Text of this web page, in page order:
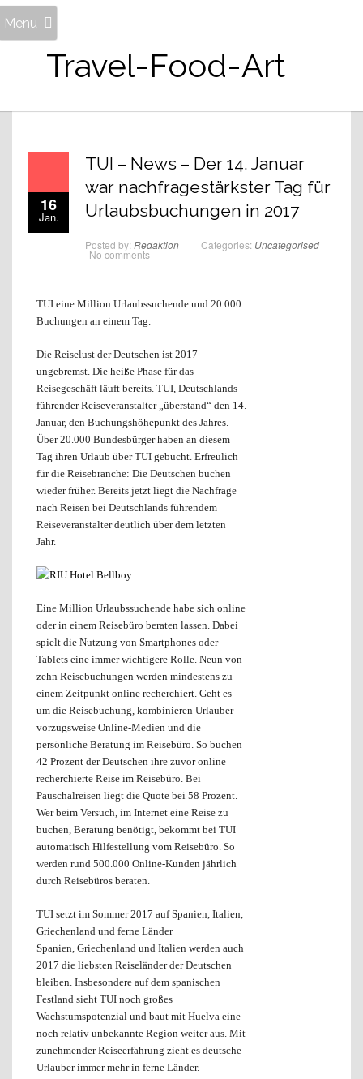
Travel-Food-Art
Menu
16
Jan.
TUI – News – Der 14. Januar
war nachfragestärkster Tag für
Urlaubsbuchungen in 2017
Posted by: Redaktion Categories: Uncategorised
No comments
TUI eine Million Urlaubssuchende und 20.000
Buchungen an einem Tag.
Die Reiselust der Deutschen ist 2017
ungebremst. Die heiße Phase für das
Reisegeschäft läuft bereits. TUI, Deutschlands
führender Reiseveranstalter „überstand“ den 14.
Januar, den Buchungshöhepunkt des Jahres.
Über 20.000 Bundesbürger haben an diesem
Tag ihren Urlaub über TUI gebucht. Erfreulich
für die Reisebranche: Die Deutschen buchen
wieder früher. Bereits jetzt liegt die Nachfrage
nach Reisen bei Deutschlands führendem
Reiseveranstalter deutlich über dem letzten
Jahr.
Eine Million Urlaubssuchende habe sich online
oder in einem Reisebüro beraten lassen. Dabei
spielt die Nutzung von Smartphones oder
Tablets eine immer wichtigere Rolle. Neun von
zehn Reisebuchungen werden mindestens zu
einem Zeitpunkt online recherchiert. Geht es
um die Reisebuchung, kombinieren Urlauber
vorzugsweise Online-Medien und die
persönliche Beratung im Reisebüro. So buchen
42 Prozent der Deutschen ihre zuvor online
recherchierte Reise im Reisebüro. Bei
Pauschalreisen liegt die Quote bei 58 Prozent.
Wer beim Versuch, im Internet eine Reise zu
buchen, Beratung benötigt, bekommt bei TUI
automatisch Hilfestellung vom Reisebüro. So
werden rund 500.000 Online-Kunden jährlich
durch Reisebüros beraten.
TUI setzt im Sommer 2017 auf Spanien, Italien,
Griechenland und ferne Länder
Spanien, Griechenland und Italien werden auch
2017 die liebsten Reiseländer der Deutschen
bleiben. Insbesondere auf dem spanischen
Festland sieht TUI noch großes
Wachstumspotenzial und baut mit Huelva eine
noch relativ unbekannte Region weiter aus. Mit
zunehmender Reiseerfahrung zieht es deutsche
Urlauber immer mehr in ferne Länder.